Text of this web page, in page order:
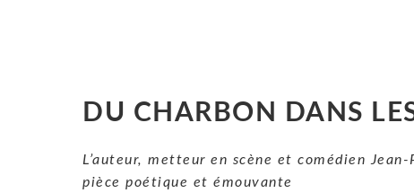
DU CHARBON DANS
L’auteur, metteur en scène et comédien
pièce poétique et émouvante